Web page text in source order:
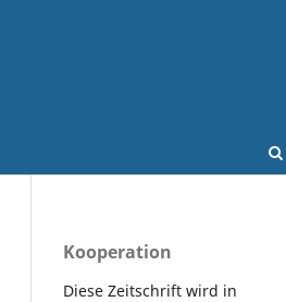
Kooperation
Diese Zeitschrift wird in